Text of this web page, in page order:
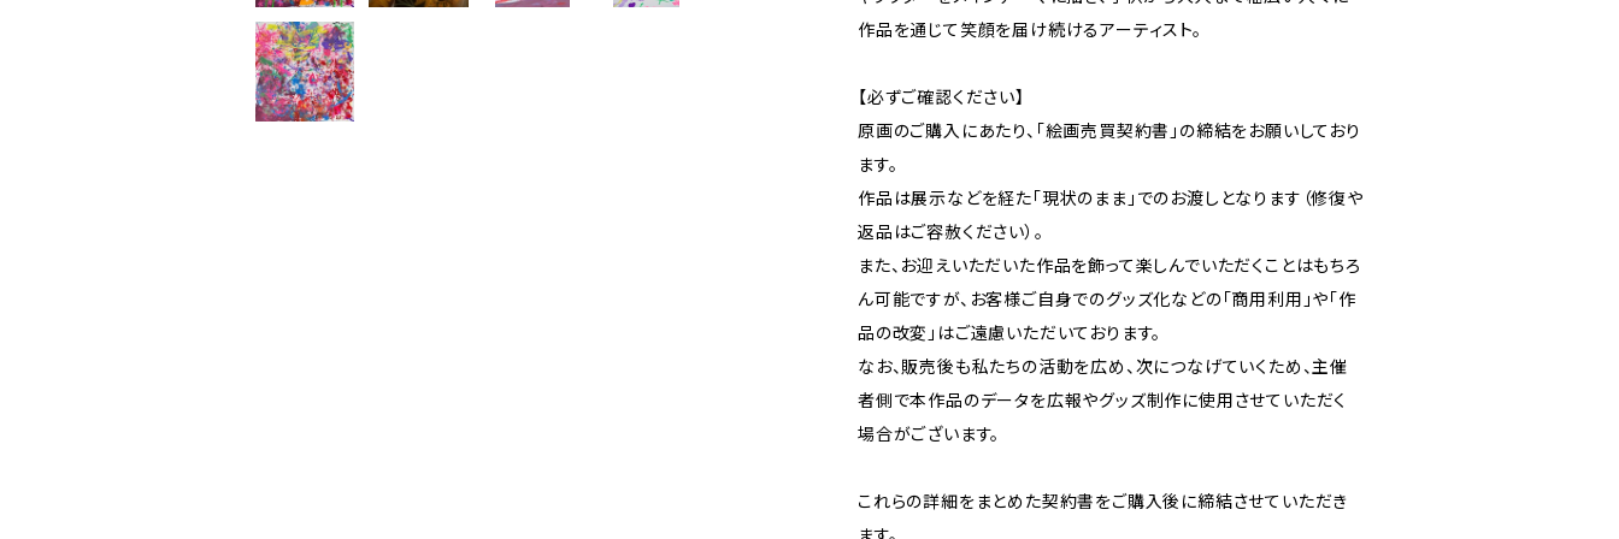
作品を通じて笑顔を届け続けるアーティスト。
【必ずご確認ください】
原画のご購入にあたり、「絵画売買契約書」の締結をお願いしており
ます。
作品は展示などを経た「現状のまま」でのお渡しとなります（修復や
返品はご容赦ください）。
また、お迎えいただいた作品を飾って楽しんでいただくことはもちろ
ん可能ですが、お客様ご自身でのグッズ化などの「商用利用」や「作
品の改変」はご遠慮いただいております。
なお、販売後も私たちの活動を広め、次につなげていくため、主催
者側で本作品のデータを広報やグッズ制作に使用させていただく
場合がございます。
これらの詳細をまとめた契約書をご購入後に締結させていただき
ます。